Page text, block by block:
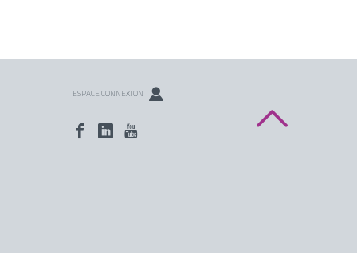
ESPACE CONNEXION